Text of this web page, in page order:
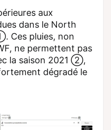
aux
dans le North
Ces pluies, non
ne permettent pas
la saison 2021 ②,
dégradé le